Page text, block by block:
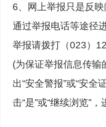
6、网上举报只是反
通过举报电话等途径
举报请拨打（023）
(为保证举报信息传输
出“安全警报”或“安全
击“是”或“继续浏览”